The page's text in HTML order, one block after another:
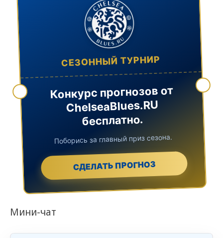
СЕЗОННЫЙ ТУРНИР
Конкурс прогнозов от
ChelseaBlues.RU
бесплатно.
Поборись за главный приз сезона.
СДЕЛАТЬ ПРОГНОЗ
Мини-чат